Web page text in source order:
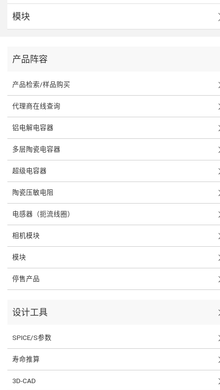
模块
产品阵容
产品检索/样品购买
代理商在线查询
铝电解电容器
多层陶瓷电容器
超级电容器
陶瓷压敏电阻
电感器（扼流线圈）
相机模块
模块
停售产品
设计工具
SPICE/S参数
寿命推算
3D-CAD